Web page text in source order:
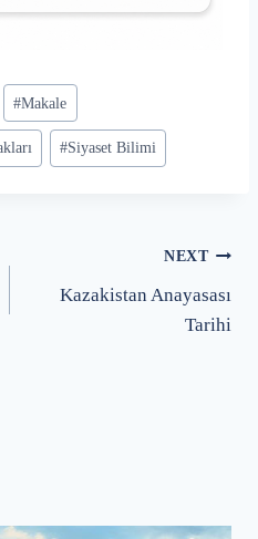
#Makale
#Siyaset Bilimi
NEXT
Kazakistan Anayasası
Tarihi